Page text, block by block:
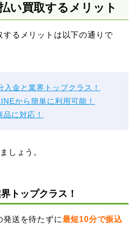
い買取するメリット
するメリットは以下の通りで
入金と業界トップクラス！
から簡単に利用可能！
品に対応！
しょう。
トップクラス！
発送を待たずに最短10分で振込